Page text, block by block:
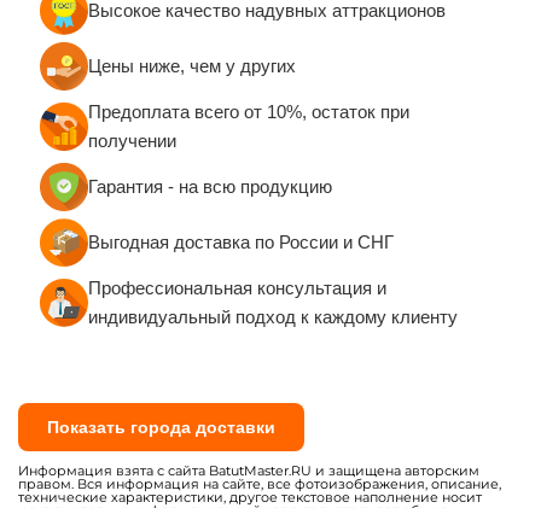
Руководства по эксплуатации и техническому
Санитарно-эпидемиологические заключения
(СЭЗ)
Вся продукция изготавливается по ГОСТу с
обеспечением 100% постановки на учёт в
Гостехнадзоре.
Высокое качество надувных аттракционов
Цены ниже, чем у других
Предоплата всего от 10%, остаток при
получении
Гарантия - на всю продукцию
Выгодная доставка по России и СНГ
Профессиональная консультация и
индивидуальный подход к каждому клиенту
Показать города доставки
Информация взята с сайта BatutMaster.RU и защищена авторским
правом. Вся информация на сайте, все фотоизображения, описание,
технические характеристики, другое текстовое наполнение носит